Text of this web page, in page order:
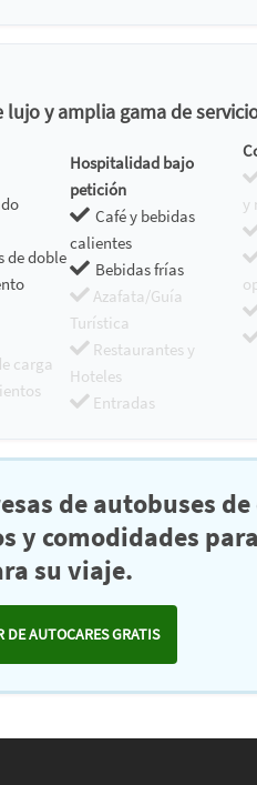
y amplia gama de
de doble
carga
Hospitalidad bajo
petición
Café y bebidas
calientes
Bebidas frías
Azafata/Guía
Turística
Restaurantes y
Hoteles
Entradas
y
de autobuses
y comodidades
su viaje.
DE AUTOCARES GRATIS